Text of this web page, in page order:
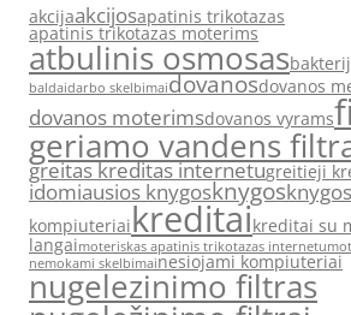
akcijaakcijosapatinis trikotazas
apatinis trikotazas moterims
atbulinis osmosas
baldaidarbo skelbimaidovanosdovanos
dovanos moterimsdovanos vyrams
geriamo vandens
greitas kreditas internetugreitieji
idomiausios knygosknygos
kompiuteriaikreditaikreditai su
langaimoteriskas apatinis trikotazas internetu
nemokami skelbimainesiojami kompiuteriai
nugelezinimo filtras